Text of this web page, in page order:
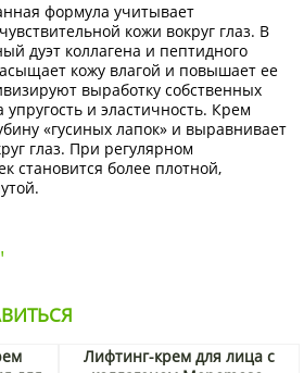
формула учитывает
кожи вокруг глаз. В
дуэт коллагена и пептидного
кожу влагой и повышает ее
выработку собственных
и эластичность. Крем
«гусиных лапок» и выравнивает
глаз. При регулярном
становится более плотной,
Лифтинг-крем для лица с